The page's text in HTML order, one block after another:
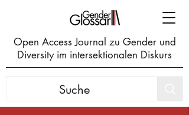
Open Access Journal zu Gender und
Diversity im intersektionalen Diskurs